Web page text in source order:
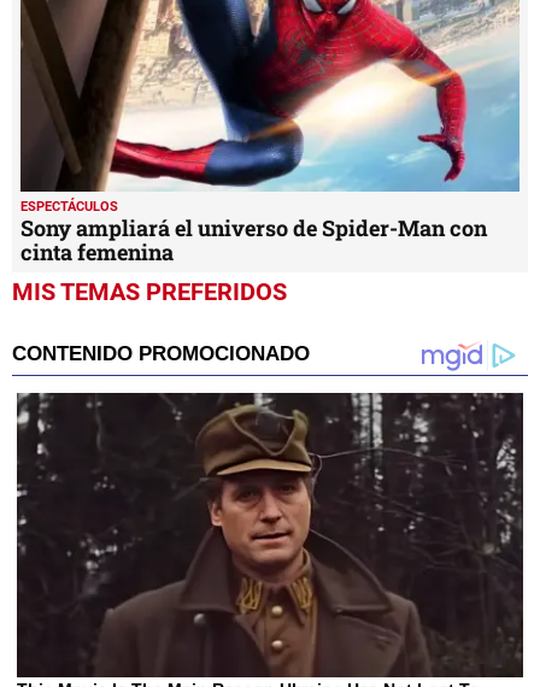
ESPECTÁCULOS
Sony ampliará el universo de Spider-Man con
cinta femenina
MIS TEMAS PREFERIDOS